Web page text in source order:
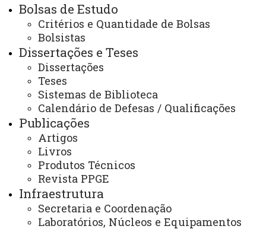
Bolsas de Estudo
Critérios e Quantidade de Bolsas
Bolsistas
Dissertações e Teses
Dissertações
Teses
Sistemas de Biblioteca
Calendário de Defesas / Qualificações
Publicações
Artigos
Livros
Produtos Técnicos
Revista PPGE
Infraestrutura
Secretaria e Coordenação
Laboratórios, Núcleos e Equipamentos
Acesso Restrito (Editores do Portal)
Arquivo Virtual
Bibliotecas
Identidade Visual
Mapa do Site
Ouvidoria
Portal Office 365
Sistemas
Telefones
Webmail